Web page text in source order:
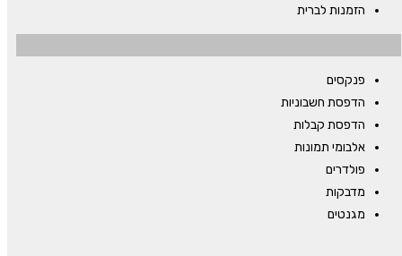
הזמנות לברית
פנקסים
הדפסת חשבוניות
הדפסת קבלות
אלבומי תמונות
פולדרים
מדבקות
מגנטים